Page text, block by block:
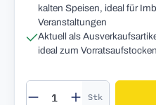
kalten Speisen, ideal für
Veranstaltungen
Aktuell als
ideal zum Vorratsaufstocken
Produkt Anzahl:
Stk